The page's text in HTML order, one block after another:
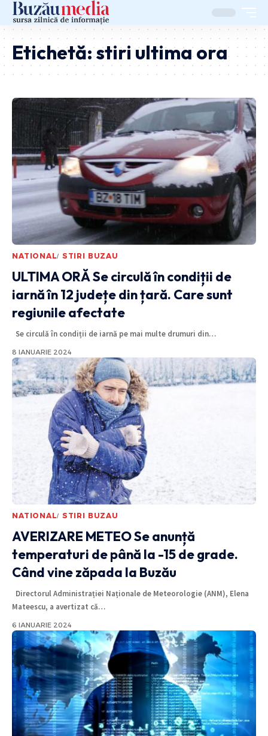
Etichetă:stiri ultima ora
NATIONAL STIRI BUZAU
ULTIMA ORĂSe circulă în condiții de
iarnă în 12 județe din țară. Care sunt
regiunile afectate
Se circulă în condiții de iarnă pe mai multe drumuri din…
8 IANUARIE 2024
NATIONAL STIRI BUZAU
AVERIZARE METEOSe anunță
temperaturi de până la -15 de grade.
Când vine zăpada la Buzău
Directorul Administrației Naționale de Meteorologie (ANM), Elena
Mateescu, a avertizat că…
6 IANUARIE 2024